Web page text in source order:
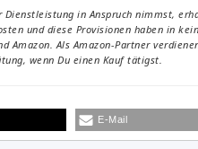
Dienstleistung in Anspruch nimmst,
und diese Provisionen haben in
Amazon. Als Amazon-Partner
wenn Du einen Kauf tätigst.
E-Mail